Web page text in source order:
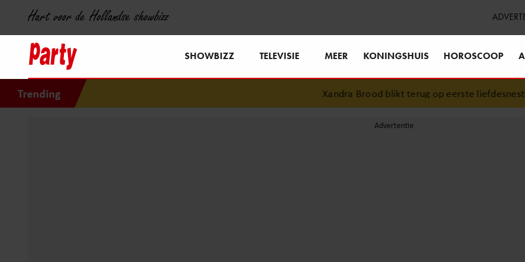
Hart voor de Hollandse showbizz
SHOWBIZZ TELEVISIE MEER KONINGSHUIS HOROSCOOP
Trending Xandra Brood blikt terug op eerste liefdesnest met